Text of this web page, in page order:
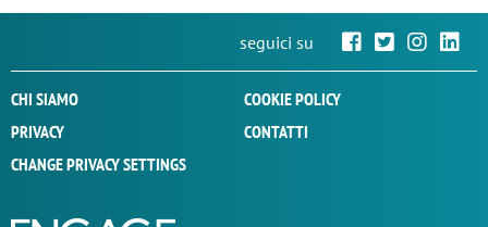
seguici su
CHI SIAMO
COOKIE POLICY
PRIVACY
CONTATTI
CHANGE PRIVACY SETTINGS